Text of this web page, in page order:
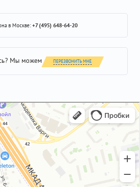
в Москве:+7 (495) 648-64-20
Мы можем ПЕРЕЗВОНИТЬ МНЕ
в Москве